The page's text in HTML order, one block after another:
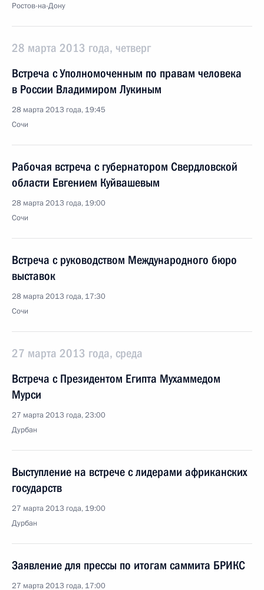
Ростов-на-Дону
28 марта 2013 года, четверг
Встреча с Уполномоченным по правам человека
в России Владимиром Лукиным
28 марта 2013 года, 19:45
Сочи
Рабочая встреча с губернатором Свердловской
области Евгением Куйвашевым
28 марта 2013 года, 19:00
Сочи
Встреча с руководством Международного бюро
выставок
28 марта 2013 года, 17:30
Сочи
27 марта 2013 года, среда
Встреча с Президентом Египта Мухаммедом
Мурси
27 марта 2013 года, 23:00
Дурбан
Выступление на встрече с лидерами африканских
государств
27 марта 2013 года, 19:00
Дурбан
Заявление для прессы по итогам саммита БРИКС
27 марта 2013 года, 17:00